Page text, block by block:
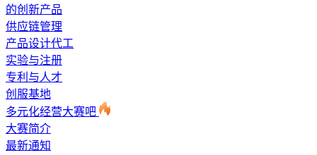
的创新产品
供应链管理
产品设计代工
实验与注册
专利与人才
创服基地
多元化经营大赛吧
大赛简介
最新通知